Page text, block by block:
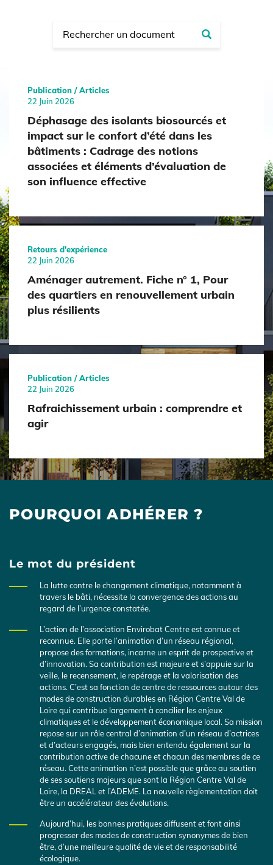
Publication / Articles
22 Juin 2026
Déphasage des isolants biosourcés et
impact sur le confort d’été dans les
bâtiments : Cadrage des notions
associées et éléments d’évaluation de
son influence effective
Retours d'expérience
22 Juin 2026
Aménager autrement. Fiche n° 1, Pour
des quartiers en renouvellement urbain
plus résilients
Publication / Articles
22 Juin 2026
Rafraichissement urbain : comprendre et
agir
POURQUOI ADHÉRER ?
Le mot du président
La lutte contre le changement climatique, notamment à
travers le bâti, nécessite la convergence des actions au
regard de l’urgence constatée.
L’action de l’association Envirobat Centre est connue et
reconnue. Elle porte l’animation d’un réseau régional,
propose des formations, incarne un esprit de prospective et
d’innovation. Sa contribution est majeure et s’appuie sur la
veille, le recensement, le repérage et la valorisation des
actions. C’est sa fonction de centre de ressources autour des
modes de construction durables en Région Centre Val de
Loire qui contribue largement à concilier les enjeux
climatiques et le développement économique local. Sa mission
repose sur un rôle central d’animation d’un réseau d’actrices
et d’acteurs engagés, mais bien entendu également sur la
contribution active de chacune et chacun des membres de ce
réseau. Cette animation n’est possible que grâce au soutien
de ses soutiens majeurs que sont la Région Centre Val de
Loire, la DREAL et l’ADEME. La nouvelle règlementation doit
être un accélérateur des évolutions.
Aujourd’hui, les bonnes pratiques diffusent et font ainsi
progresser des modes de construction synonymes de bien
être, d’une meilleure qualité de vie et de responsabilité
écologique.